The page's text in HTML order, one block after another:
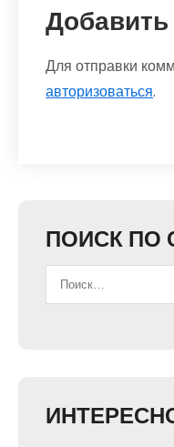
Для отправки
авторизоваться.
ПОИСК ПО